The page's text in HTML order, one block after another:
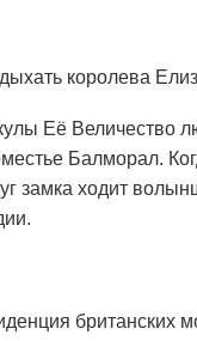
королева
Её Величество
Балморал.
замка ходит
британских